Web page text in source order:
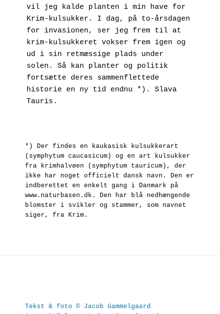
vil jeg kalde planten i min have for
Krim-kulsukker. I dag, på to-årsdagen
for invasionen, ser jeg frem til at
krim-kulsukkeret vokser frem igen og
ud i sin retmæssige plads under
solen. Så kan planter og politik
fortsætte deres sammenflettede
historie en ny tid endnu *). Slava
Tauris.
*) Der findes en kaukasisk kulsukkerart
(symphytum caucasicum) og en art kulsukker
fra krimhalvøen (symphytum tauricum), der
ikke har noget officielt dansk navn. Den er
indberettet en enkelt gang i Danmark på
www.naturbasen.dk. Den har blå nedhængende
blomster i svikler og stammer, som navnet
siger, fra Krim.
Tekst & foto © Jacob Gammelgaard